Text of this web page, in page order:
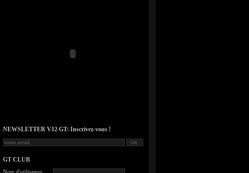
NEWSLETTER V12 GT: Inscrivez-vous !
GT CLUB
Nom d'utilisateur